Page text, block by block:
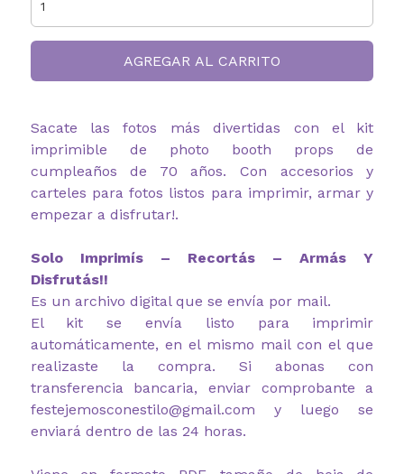
AGREGAR AL CARRITO
Sacate las fotos más divertidas con el kit
imprimible de photo booth props de
cumpleaños de 70 años. Con accesorios y
carteles para fotos listos para imprimir, armar y
empezar a disfrutar!.
Solo Imprimís – Recortás – Armás Y
Disfrutás!!
Es un archivo digital que se envía por mail.
El kit se envía listo para imprimir
automáticamente, en el mismo mail con el que
realizaste la compra. Si abonas con
transferencia bancaria, enviar comprobante a
festejemosconestilo@gmail.com y luego se
enviará dentro de las 24 horas.